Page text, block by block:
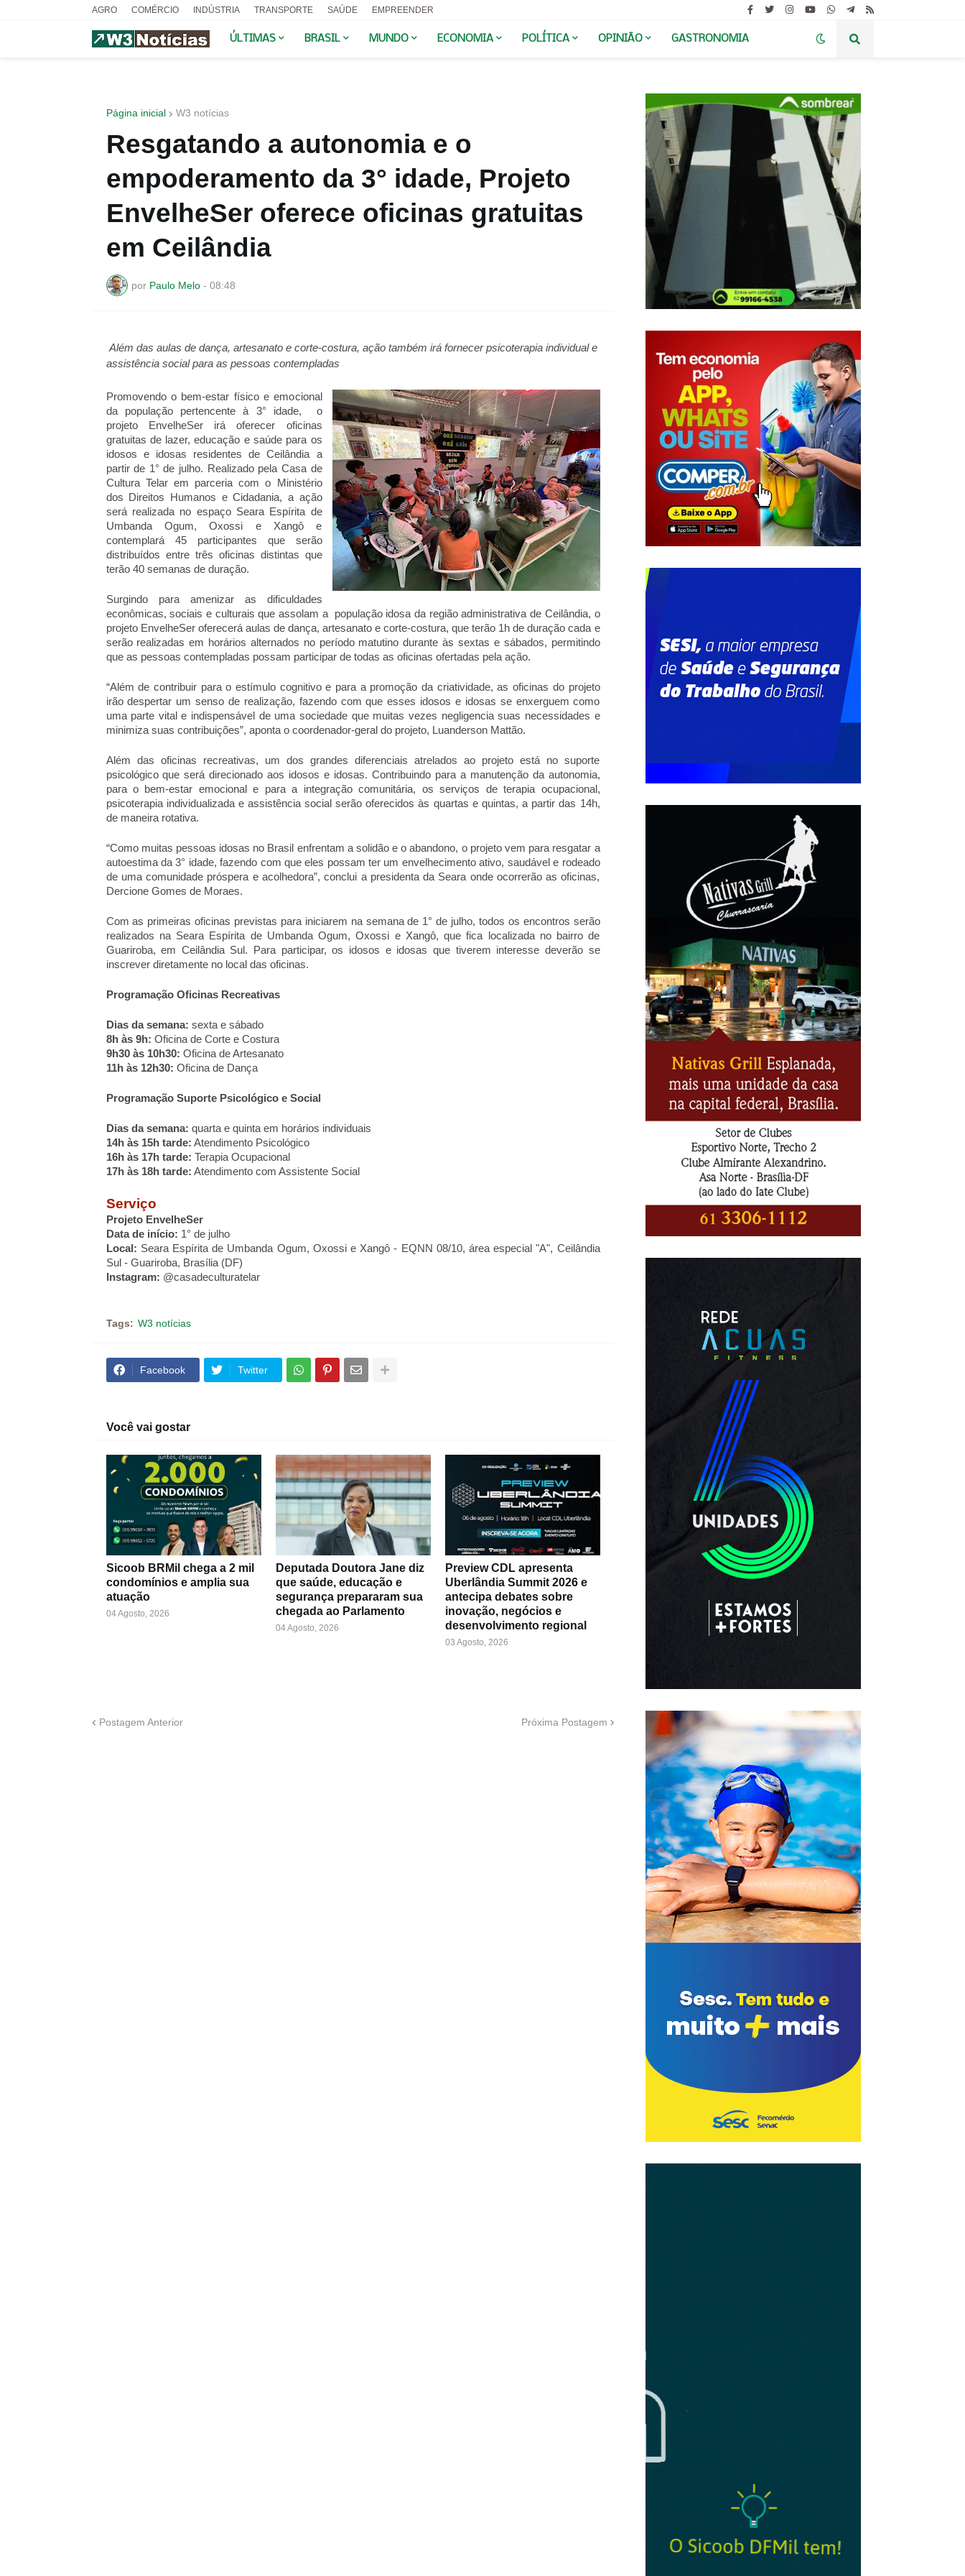
AGRO COMÉRCIO INDÚSTRIA TRANSPORTE SAÚDE EMPREENDER
ÚLTIMAS BRASIL MUNDO ECONOMIA POLÍTICA OPINIÃO GASTRONOMIA
Página inicial W3 notícias
Resgatando a autonomia e o
empoderamento da 3° idade, Projeto
EnvelheSer oferece oficinas gratuitas
em Ceilândia
por Paulo Melo - 08:48
Além das aulas de dança, artesanato e corte-costura, ação também irá fornecer psicoterapia individual e
assistência social para as pessoas contempladas
Promovendo o bem-estar físico e emocional
da população pertencente à 3° idade, o
projeto EnvelheSer irá oferecer oficinas
gratuitas de lazer, educação e saúde para os
idosos e idosas residentes de Ceilândia a
partir de 1° de julho. Realizado pela Casa de
Cultura Telar em parceria com o Ministério
dos Direitos Humanos e Cidadania, a ação
será realizada no espaço Seara Espírita de
Umbanda Ogum, Oxossi e Xangô e
contemplará 45 participantes que serão
distribuídos entre três oficinas distintas que
terão 40 semanas de duração.
Surgindo para amenizar as dificuldades
econômicas, sociais e culturais que assolam a população idosa da região administrativa de Ceilândia, o
projeto EnvelheSer oferecerá aulas de dança, artesanato e corte-costura, que terão 1h de duração cada e
serão realizadas em horários alternados no período matutino durante às sextas e sábados, permitindo
que as pessoas contempladas possam participar de todas as oficinas ofertadas pela ação.
“Além de contribuir para o estímulo cognitivo e para a promoção da criatividade, as oficinas do projeto
irão despertar um senso de realização, fazendo com que esses idosos e idosas se enxerguem como
uma parte vital e indispensável de uma sociedade que muitas vezes negligencia suas necessidades e
minimiza suas contribuições”, aponta o coordenador-geral do projeto, Luanderson Mattão.
Além das oficinas recreativas, um dos grandes diferenciais atrelados ao projeto está no suporte
psicológico que será direcionado aos idosos e idosas. Contribuindo para a manutenção da autonomia,
para o bem-estar emocional e para a integração comunitária, os serviços de terapia ocupacional,
psicoterapia individualizada e assistência social serão oferecidos às quartas e quintas, a partir das 14h,
de maneira rotativa.
“Como muitas pessoas idosas no Brasil enfrentam a solidão e o abandono, o projeto vem para resgatar a
autoestima da 3° idade, fazendo com que eles possam ter um envelhecimento ativo, saudável e rodeado
de uma comunidade próspera e acolhedora”, conclui a presidenta da Seara onde ocorrerão as oficinas,
Dercione Gomes de Moraes.
Com as primeiras oficinas previstas para iniciarem na semana de 1° de julho, todos os encontros serão
realizados na Seara Espírita de Umbanda Ogum, Oxossi e Xangô, que fica localizada no bairro de
Guariroba, em Ceilândia Sul. Para participar, os idosos e idosas que tiverem interesse deverão se
inscrever diretamente no local das oficinas.
Programação Oficinas Recreativas
Dias da semana: sexta e sábado
8h às 9h: Oficina de Corte e Costura
9h30 às 10h30: Oficina de Artesanato
11h às 12h30: Oficina de Dança
Programação Suporte Psicológico e Social
Dias da semana: quarta e quinta em horários individuais
14h às 15h tarde: Atendimento Psicológico
16h às 17h tarde: Terapia Ocupacional
17h às 18h tarde: Atendimento com Assistente Social
Serviço
Projeto EnvelheSer
Data de início: 1° de julho
Local: Seara Espírita de Umbanda Ogum, Oxossi e Xangô - EQNN 08/10, área especial "A", Ceilândia
Sul - Guariroba, Brasília (DF)
Instagram: @casadeculturatelar
Tags: W3 notícias
Facebook Twitter
Você vai gostar
Sicoob BRMil chega a 2 mil
condomínios e amplia sua
atuação
04 Agosto, 2026
Deputada Doutora Jane diz
que saúde, educação e
segurança prepararam sua
chegada ao Parlamento
04 Agosto, 2026
Preview CDL apresenta
Uberlândia Summit 2026 e
antecipa debates sobre
inovação, negócios e
desenvolvimento regional
03 Agosto, 2026
Postagem Anterior Próxima Postagem